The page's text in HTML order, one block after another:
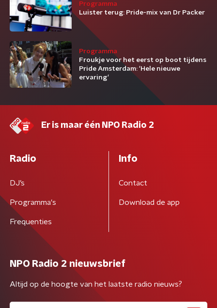
Programma
Luister terug: Pride-mix van Dr Packer
Programma
Froukje voor het eerst op boot tijdens
Pride Amsterdam: 'Hele nieuwe
ervaring'
Er is maar één NPO Radio 2
Radio
DJ’s
Programma's
Frequenties
Info
Contact
Download de app
NPO Radio 2 nieuwsbrief
Altijd op de hoogte van het laatste radio nieuws?